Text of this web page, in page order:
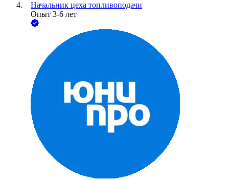
Начальник цеха топливоподачи
Опыт 3-6 лет